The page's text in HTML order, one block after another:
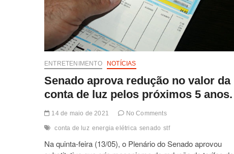
ENTRETENIMENTO NOTÍCIAS
Senado aprova redução no valor da
conta de luz pelos próximos 5 anos.
14 de maio de 2021 No Comments
conta de luz energia elétrica senado stf
Na quinta-feira (13/05), o Plenário do Senado aprovou